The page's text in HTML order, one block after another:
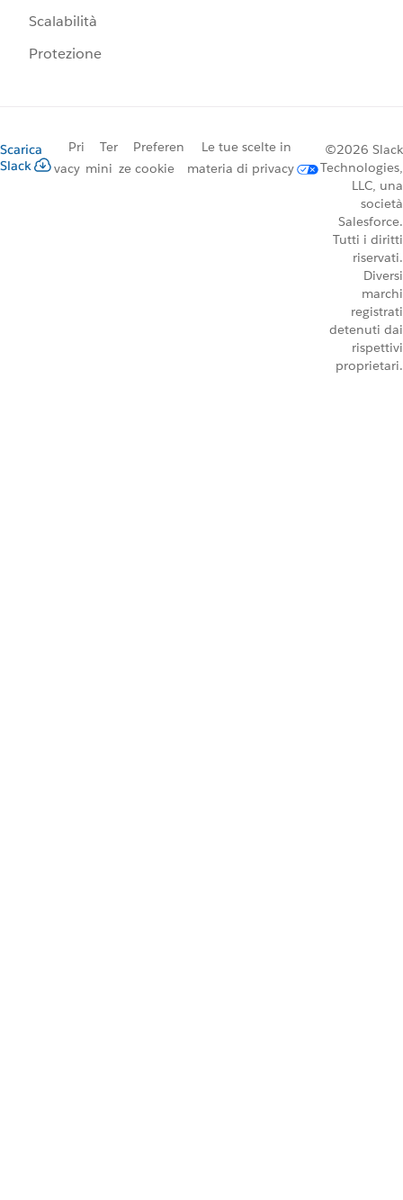
Scalabilità
Protezione
Scarica
Slack
Pri
vacy
Ter
mini
Preferen
ze cookie
Le tue scelte in
materia di privacy
©2026 Slack
Technologies,
LLC, una
società
Salesforce.
Tutti i diritti
riservati.
Diversi
marchi
registrati
detenuti dai
rispettivi
proprietari.